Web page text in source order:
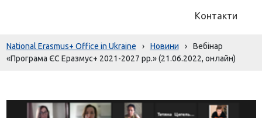
Контакти
National Erasmus+ Office in Ukraine › Новини ›
Вебінар
«Програма ЄС Еразмус+ 2021-2027 рр.» (21.06.2022, онлайн)